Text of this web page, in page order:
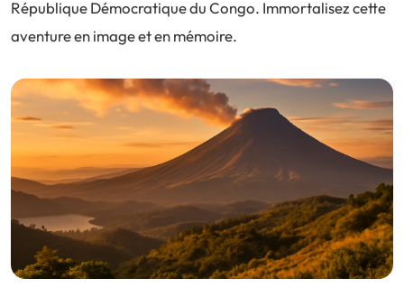
République Démocratique du Congo. Immortalisez cette
aventure en image et en mémoire.